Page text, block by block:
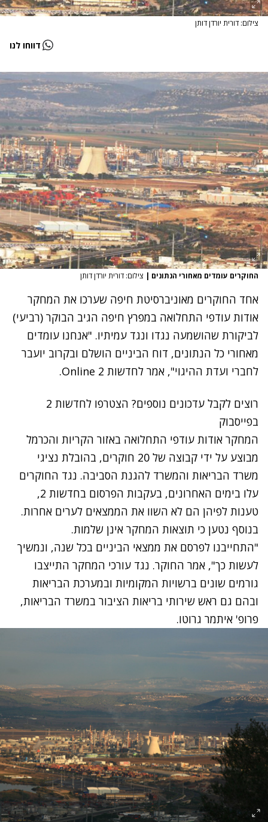
צילום: דורית יורדן דותן
דווחו לנו
החוקרים עומדים מאחורי הנתונים | צילום: דורית יורדן דותן
אחד החוקרים מאוניברסיטת חיפה שערכו את המחקר
אודות עודפי התחלואה במפרץ חיפה הגיב הבוקר (רביעי)
לביקורת שהושמעה נגדו ונגד עמיתיו. "אנחנו עומדים
מאחורי כל הנתונים, דוח הביניים הושלם ובקרוב יועבר
לחברי ועדת ההיגוי", אמר לחדשות 2 Online.
רוצים לקבל עדכונים נוספים? הצטרפו לחדשות 2
בפייסבוק
המחקר אודות עודפי התחלואה באזור הקריות והכרמל
מבוצע על ידי קבוצה של 20 חוקרים, בהובלת נציגי
משרד הבריאות והמשרד להגנת הסביבה. נגד החוקרים
עלו בימים האחרונים, בעקבות הפרסום בחדשות 2,
טענות לפיהן הם לא השוו את הממצאים לערים אחרות.
בנוסף נטען כי תוצאות המחקר אינן שלמות.
"התחייבנו לפרסם את ממצאי הביניים בכל שנה, ונמשיך
לעשות כך", אמר החוקר. נגד עורכי המחקר התייצבו
גורמים שונים ברשויות המקומיות ובמערכת הבריאות
ובהם גם ראש שירותי בריאות הציבור במשרד הבריאות,
פרופ' איתמר גרוטו.